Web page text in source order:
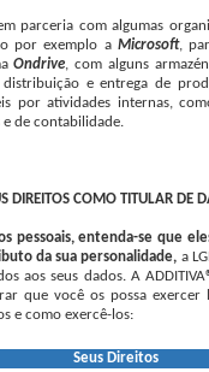
parceria com algumas
por exemplo a Microsoft,
Ondrive, com alguns
e entrega de
por atividades internas,
e de contabilidade.
DIREITOS COMO TITULAR DE
pessoais, entenda-se que
da sua personalidade, a
aos seus dados. A
que você os possa exercer
e como exercê-los:
Seus Direitos